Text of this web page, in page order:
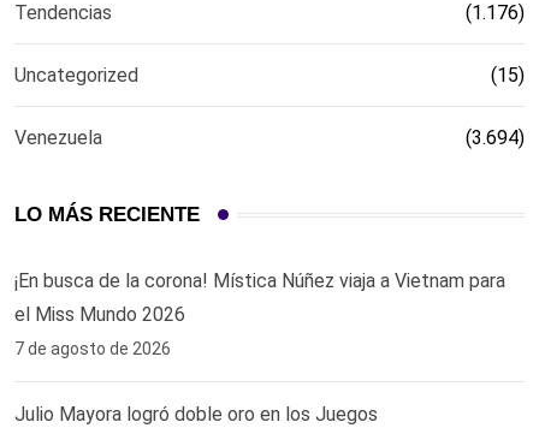
Tendencias (1.176)
Uncategorized (15)
Venezuela (3.694)
LO MÁS RECIENTE
¡En busca de la corona! Mística Núñez viaja a Vietnam para
el Miss Mundo 2026
7 de agosto de 2026
Julio Mayora logró doble oro en los Juegos